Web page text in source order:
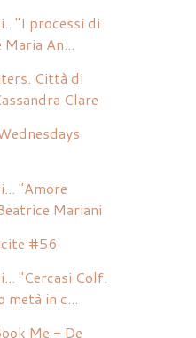
"I processi di
Maria An...
Città di
Clare
"Amore
Mariani
#56
"Cercasi Colf.
metà in c...
Me - De